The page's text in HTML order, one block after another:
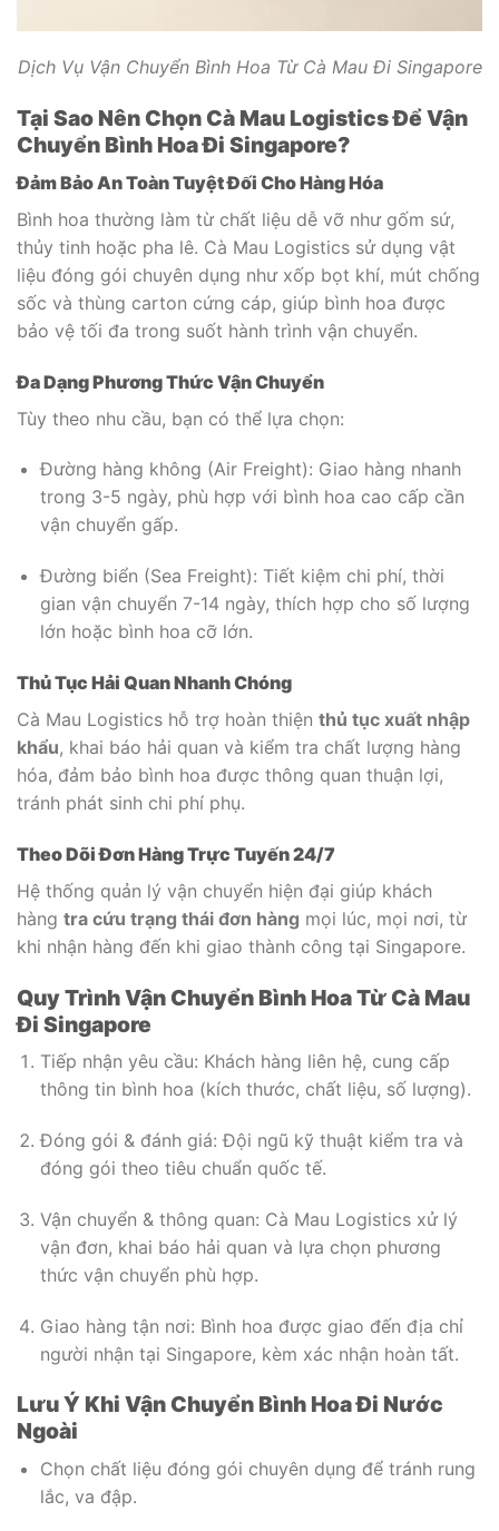
Dịch Vụ Vận Chuyển Bình Hoa Từ Cà Mau Đi Singapore
Tại Sao Nên Chọn Cà Mau Logistics Để Vận
Chuyển Bình Hoa Đi Singapore?
Đảm Bảo An Toàn Tuyệt Đối Cho Hàng Hóa
Bình hoa thường làm từ chất liệu dễ vỡ như gốm sứ,
thủy tinh hoặc pha lê. Cà Mau Logistics sử dụng vật
liệu đóng gói chuyên dụng như xốp bọt khí, mút chống
sốc và thùng carton cứng cáp, giúp bình hoa được
bảo vệ tối đa trong suốt hành trình vận chuyển.
Đa Dạng Phương Thức Vận Chuyển
Tùy theo nhu cầu, bạn có thể lựa chọn:
Đường hàng không (Air Freight): Giao hàng nhanh
trong 3-5 ngày, phù hợp với bình hoa cao cấp cần
vận chuyển gấp.
Đường biển (Sea Freight): Tiết kiệm chi phí, thời
gian vận chuyển 7-14 ngày, thích hợp cho số lượng
lớn hoặc bình hoa cỡ lớn.
Thủ Tục Hải Quan Nhanh Chóng
Cà Mau Logistics hỗ trợ hoàn thiện thủ tục xuất nhập
khẩu, khai báo hải quan và kiểm tra chất lượng hàng
hóa, đảm bảo bình hoa được thông quan thuận lợi,
tránh phát sinh chi phí phụ.
Theo Dõi Đơn Hàng Trực Tuyến 24/7
Hệ thống quản lý vận chuyển hiện đại giúp khách
hàng tra cứu trạng thái đơn hàng mọi lúc, mọi nơi, từ
khi nhận hàng đến khi giao thành công tại Singapore.
Quy Trình Vận Chuyển Bình Hoa Từ Cà Mau
Đi Singapore
Tiếp nhận yêu cầu: Khách hàng liên hệ, cung cấp
thông tin bình hoa (kích thước, chất liệu, số lượng).
Đóng gói & đánh giá: Đội ngũ kỹ thuật kiểm tra và
đóng gói theo tiêu chuẩn quốc tế.
Vận chuyển & thông quan: Cà Mau Logistics xử lý
vận đơn, khai báo hải quan và lựa chọn phương
thức vận chuyển phù hợp.
Giao hàng tận nơi: Bình hoa được giao đến địa chỉ
người nhận tại Singapore, kèm xác nhận hoàn tất.
Lưu Ý Khi Vận Chuyển Bình Hoa Đi Nước
Ngoài
Chọn chất liệu đóng gói chuyên dụng để tránh rung
lắc, va đập.